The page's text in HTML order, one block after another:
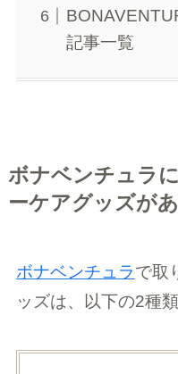
記事一覧
ボナベンチュラ
ーケアグッズが
ボナベンチュラで取
ッズは、以下の2種類